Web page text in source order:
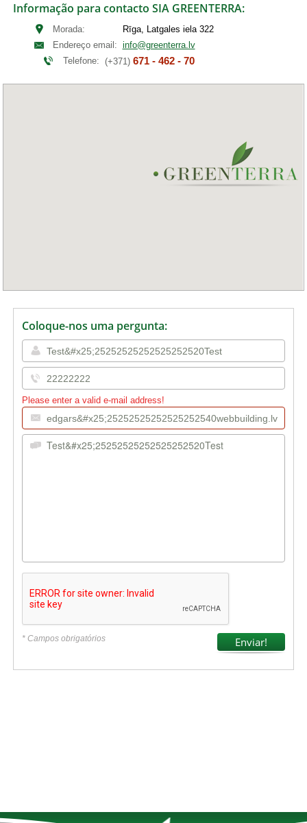
Informação para contacto SIA GREENTERRA:
Morada:
Rīga, Latgales iela 322
Endereço email: info@greenterra.lv
Telefone: (+371) 671 - 462 - 70
Coloque-nos uma pergunta:
Please enter a valid e-mail address!
* Campos obrigatórios